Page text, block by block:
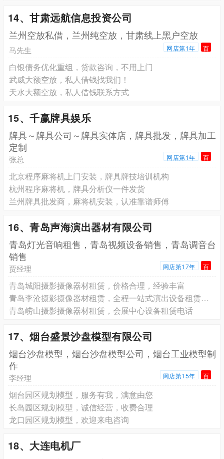
14、甘肃远航信息投资公司
兰州空放私借，兰州纯空放，甘肃线上黑户空放
马先生 网店第1年 百
白银债务优化重组，贷款咨询，不用上门
武威大额空放，私人借钱找我们！
天水大额空放，私人借钱联系方式
15、千赢牌具娱乐
牌具～牌具公司～牌具实体店，牌具批发，牌具加工
定制
张总 网店第1年 百
北京程序麻将机上门安装，牌具牌技培训机构
杭州程序麻将机，牌具分析仪一件发货
兰州牌具批发商，麻将机安装，认准靠谱师傅
16、青岛声海演出器材有限公司
青岛灯光音响租售，青岛视频设备销售，青岛调音台
销售
贾经理 网店第17年 百
青岛城阳摄影摄像器材租赁，价格合理，经验丰富
青岛李沧摄影摄像器材租赁，全程一站式演出设备租赁服务
青岛崂山摄影摄像器材租赁，会展中心设备租赁电话
17、烟台盛景沙盘模型有限公司
烟台沙盘模型，烟台沙盘模型公司，烟台工业模型制
作
李经理 网店第15年 百
烟台园区规划模型，服务有我，满意由您
长岛园区规划模型，诚信经营，收费合理
龙口园区规划模型，欢迎来电咨询
18、大连电机厂